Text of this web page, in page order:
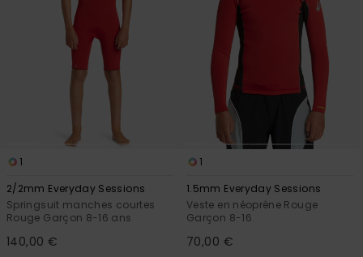
1
2/2mm Everyday Sessions
Springsuit manches courtes
Rouge Garçon 8-16 ans
140,00 €
1
1.5mm Everyday Sessions
Veste en néoprène Rouge
Garçon 8-16
70,00 €